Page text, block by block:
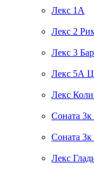
Лекс 1А
Лекс 2
Лекс 3
Лекс 5А
Лекс
Соната 3к
Соната
Лекс